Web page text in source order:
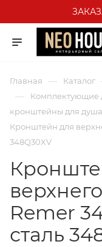
Главная — Каталог
— Комплектующие
кронштейны для душа
Кронштейн для
348Q30XV
Remer
сталь